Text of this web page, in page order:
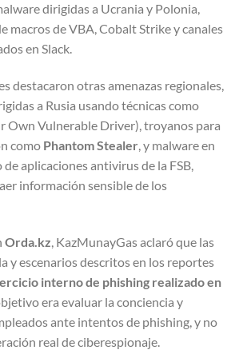
dirigidas a Ucrania y Polonia,
macros de VBA, Cobalt Strike y canales
en Slack.
destacaron otras amenazas regionales,
a Rusia usando técnicas como
Own Vulnerable Driver), troyanos para
como Phantom Stealer, y malware en
aplicaciones antivirus de la FSB,
información sensible de los
Orda.kz, KazMunayGas aclaró que las
y escenarios descritos en los reportes
interno de phishing realizado en
era evaluar la conciencia y
ante intentos de phishing, y no
real de ciberespionaje.